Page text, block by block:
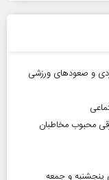
و صعودهای ورزشی
محبوب مخاطبان
پنجشنبه و جمعه